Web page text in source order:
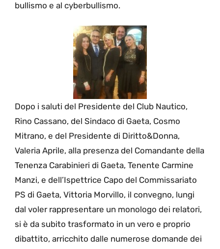
bullismo e al cyberbullismo.
Dopo i saluti del Presidente del Club Nautico,
Rino Cassano, del Sindaco di Gaeta, Cosmo
Mitrano, e del Presidente di Diritto&Donna,
Valeria Aprile, alla presenza del Comandante della
Tenenza Carabinieri di Gaeta, Tenente Carmine
Manzi, e dell’Ispettrice Capo del Commissariato
PS di Gaeta, Vittoria Morvillo, il convegno, lungi
dal voler rappresentare un monologo dei relatori,
si è da subito trasformato in un vero e proprio
dibattito, arricchito dalle numerose domande dei